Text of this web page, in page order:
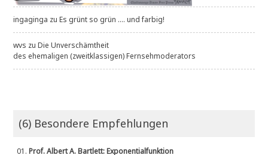
ingaginga zuEs grünt so grün .... und farbig!
wvs zuDie Unverschämtheit
des ehemaligen (zweitklassigen) Fernsehmoderators
(6) Besondere Empfehlungen
01.Prof. Albert A. Bartlett: Exponentialfunktion